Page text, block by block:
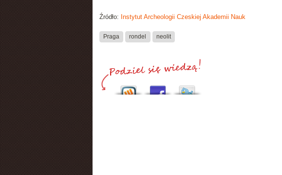
Źródło: Instytut Archeologii Czeskiej Akademii Nauk
Praga rondel neolit